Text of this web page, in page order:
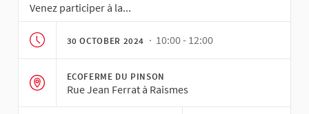
Venez participer à la...
30 OCTOBER 2024 · 10:00 - 12:00
ECOFERME DU PINSON
Rue Jean Ferrat à Raismes